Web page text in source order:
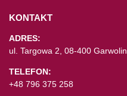
KONTAKT
ADRES:
ul. Targowa 2, 08-400 Garwolin
TELEFON:
+48 796 375 258